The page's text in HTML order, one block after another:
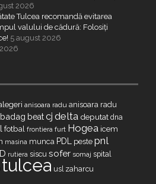
2026
Tulcea recomandă evitarea
valului de cădură: Folosiți
5 august 2026
anisoara radu anisoara radu
beatcj delta deputat dna
fotbal frontiera furt Hogea icem
masina munca PDL peste pnl
rutiera siscu sofer somaj spital
tulcea usl zaharcu